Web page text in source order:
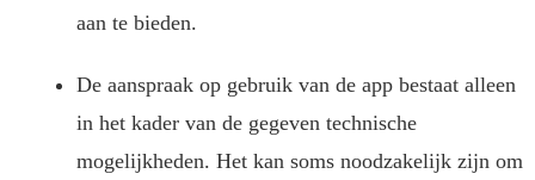
aan te bieden.
De aanspraak op gebruik van de app bestaat alleen
in het kader van de gegeven technische
mogelijkheden. Het kan soms noodzakelijk zijn om